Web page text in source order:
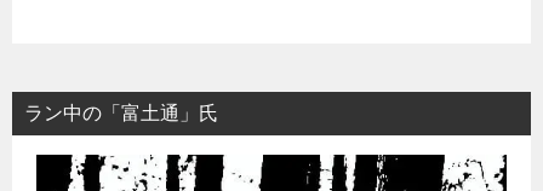
ラン中の「富土通」氏